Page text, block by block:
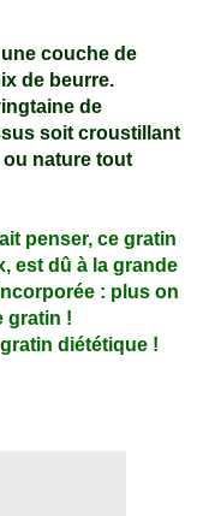
couche de
de beurre.
de
soit croustillant
ou nature tout
penser, ce gratin
est dû à la grande
: plus on
gratin !
diététique !